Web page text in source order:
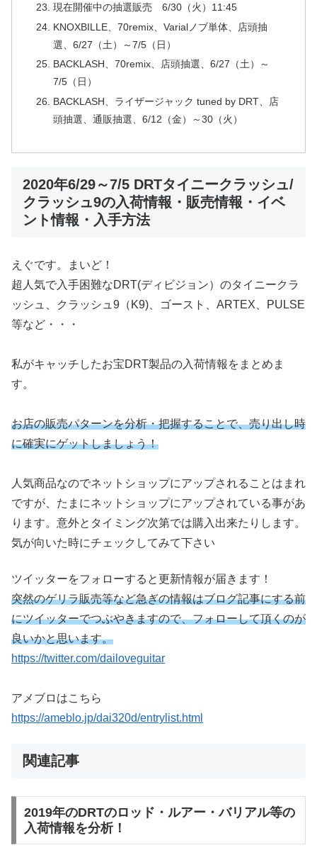
現在開催中の抽選販売 6/30（火）11:45
KNOXBILLE、70remix、Varialノブ単体、店頭抽
選、6/27（土）～7/5（日）
BACKLASH、70remix、店頭抽選、6/27（土）～
7/5（日）
BACKLASH、ライザージャック tuned by DRT、店
頭抽選、通販抽選、6/12（金）～30（火）
2020年6/29～7/5 DRTタイニークラッシュ/
クラッシュ9の入荷情報・販売情報・イベ
ント情報・入手方法
えぐです。まいど！
超人気で入手困難なDRT(ディビジョン）のタイニークラ
ッシュ、クラッシュ9（K9)、ゴースト、ARTEX、PULSE
等など・・・
私がキャッチしたお宝DRT製品の入荷情報をまとめま
す。
お店の販売パターンを分析・把握することで、売り出し時
に確実にゲットしましょう！
人気商品なのでネットショップにアップされることはまれ
ですが、たまにネットショップにアップされている事があ
ります。意外とタイミング次第では購入出来たりします。
気が向いた時にチェックしてみて下さい
ツイッターをフォローすると更新情報が届きます！
突然のゲリラ販売等など急ぎの情報はブログ記事にする前
にツイッターでつぶやきますので、フォローして頂くのが
良いかと思います。
https://twitter.com/dailoveguitar
アメブロはこちら
https://ameblo.jp/dai320d/entrylist.html
関連記事
2019年のDRTのロッド・ルアー・バリアル等の
入荷情報を分析！